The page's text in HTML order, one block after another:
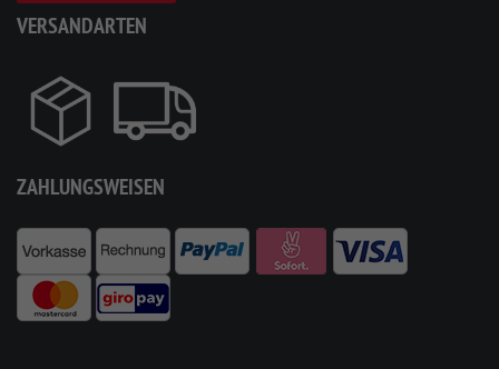
VERSANDARTEN
ZAHLUNGSWEISEN